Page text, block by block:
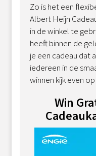
Zo is het een
Albert Heijn
in de winkel te
heeft binnen de
je een cadeau dat
iedereen in de
winnen kijk even op
Win